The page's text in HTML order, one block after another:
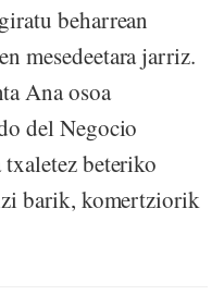
beharrean
mesedeetara jarriz.
Ana osoa
del Negocio
beteriko
barik, komertziorik